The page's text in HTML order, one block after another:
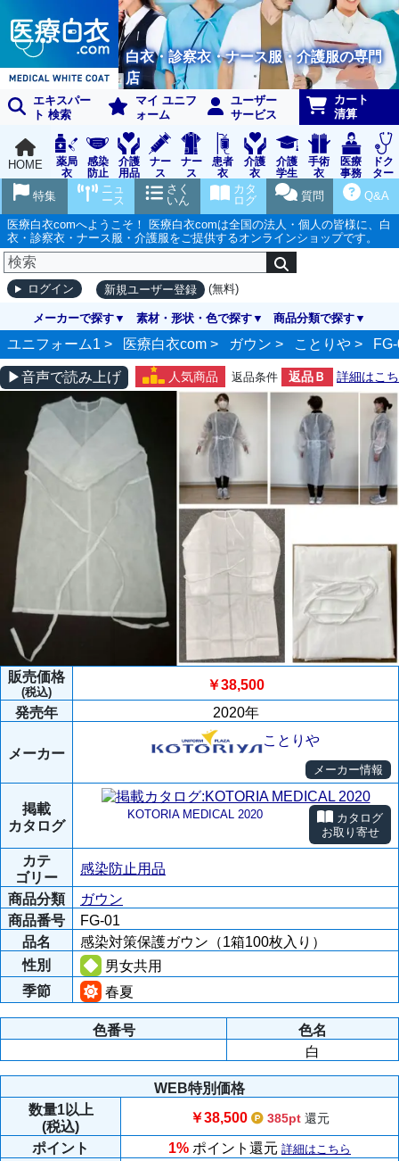
白衣・診察衣・ナース服・介護服の専門
店
エキスパー
ト 検索
マイ ユニフ
ォーム
ユーザー
サービス
カート
清算
HOME
薬局
衣
感染
防止
用品
介護
用品
ナー
ス
グッ
ズ
ナー
ス
ウェ
ア
患者
衣
介護
衣
介護
学生
実習
衣
手術
衣
医療
事務
受付
ドク
ター
ア
Q&A
質問
カタ
ログ
さく
いん
ニュ
ース
特集
医療白衣comへようこそ！ 医療白衣comは全国の法人・個人の皆様に、白
衣・診察衣・ナース服・介護服をご提供するオンラインショップです。
ログイン 新規ユーザー登録 (無料)
メーカーで探す 素材・形状・色で探す 商品分類で探す
ユニフォーム1 > 医療白衣com > ガウン > ことりや >
▶音声で読み上げ 人気商品 返品条件 返品Ｂ
詳細はこち
ら
販売価格
(税込)
￥38,500
発売年
2020年
メーカー
ことりや
メーカー情報
掲載
カタログ
KOTORIA MEDICAL 2020
カタログ
お取り寄せ
カテ
ゴリー
感染防止用品
商品分類
ガウン
商品番号
FG-01
品名
感染対策保護ガウン（1箱100枚入り）
性別
男女共用
季節
春夏
色番号
色名
白
WEB特別価格
数量1以上
(税込)
￥38,500 385pt 還元
ポイント 1% ポイント還元 詳細はこちら